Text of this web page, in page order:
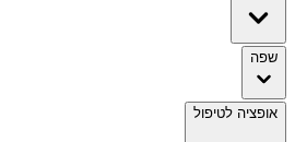
שפה
אופציה לטיפול